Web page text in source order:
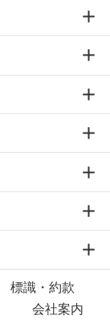
標識・約款
会社案内